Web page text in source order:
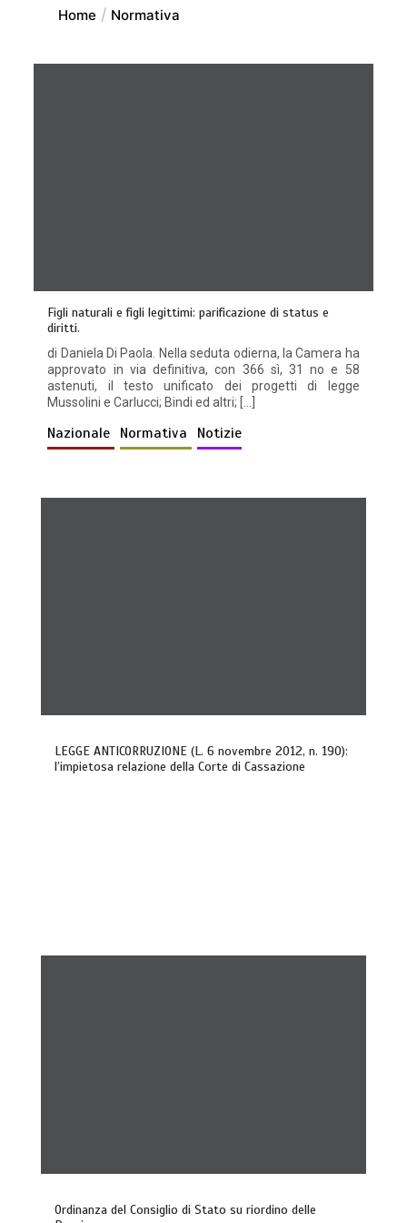
Home Normativa
Figli naturali e figli legittimi: parificazione di status e
diritti.
di Daniela Di Paola. Nella seduta odierna, la Camera ha
approvato in via definitiva, con 366 sì, 31 no e 58
astenuti, il testo unificato dei progetti di legge
Mussolini e Carlucci; Bindi ed altri; […]
Nazionale Normativa Notizie
LEGGE ANTICORRUZIONE (L. 6 novembre 2012, n. 190):
l’impietosa relazione della Corte di Cassazione
Ordinanza del Consiglio di Stato su riordino delle